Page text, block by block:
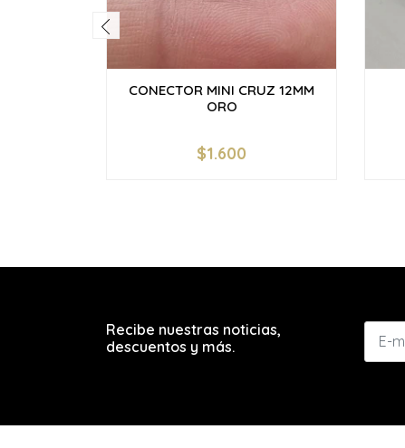
CONECTOR MINI CRUZ 12MM
ORO
+
$1.600
Recibe nuestras noticias,
descuentos y más.